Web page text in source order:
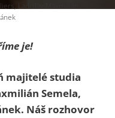
Ladislav Maxmilián
je!
majitelé studia
Semela,
Náš rozhovor